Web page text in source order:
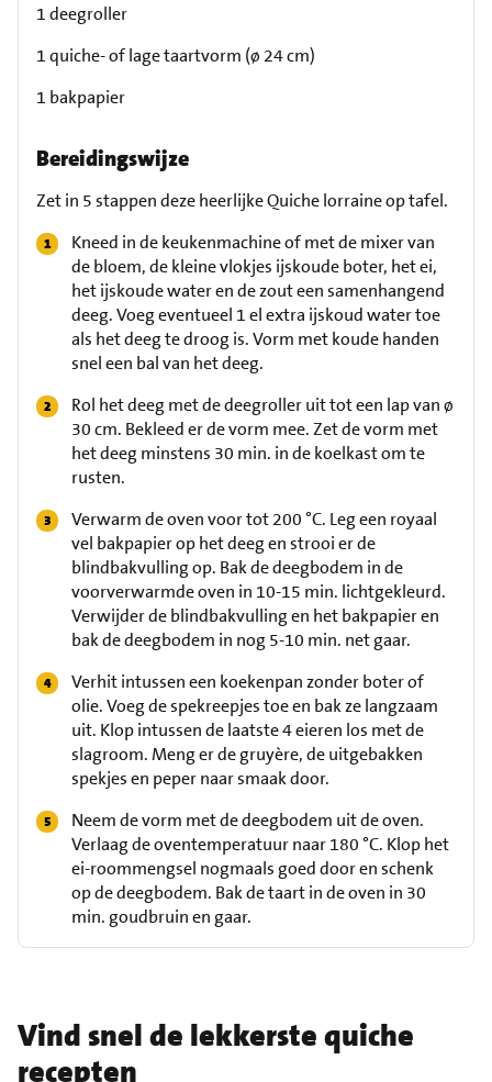
1 deegroller
1 quiche- of lage taartvorm (ø 24 cm)
1 bakpapier
Bereidingswijze
Zet in 5 stappen deze heerlijke Quiche lorraine op tafel.
Kneed in de keukenmachine of met de mixer van
de bloem, de kleine vlokjes ijskoude boter, het ei,
het ijskoude water en de zout een samenhangend
deeg. Voeg eventueel 1 el extra ijskoud water toe
als het deeg te droog is. Vorm met koude handen
snel een bal van het deeg.
Rol het deeg met de deegroller uit tot een lap van ø
30 cm. Bekleed er de vorm mee. Zet de vorm met
het deeg minstens 30 min. in de koelkast om te
rusten.
Verwarm de oven voor tot 200 °C. Leg een royaal
vel bakpapier op het deeg en strooi er de
blindbakvulling op. Bak de deegbodem in de
voorverwarmde oven in 10-15 min. lichtgekleurd.
Verwijder de blindbakvulling en het bakpapier en
bak de deegbodem in nog 5-10 min. net gaar.
Verhit intussen een koekenpan zonder boter of
olie. Voeg de spekreepjes toe en bak ze langzaam
uit. Klop intussen de laatste 4 eieren los met de
slagroom. Meng er de gruyère, de uitgebakken
spekjes en peper naar smaak door.
Neem de vorm met de deegbodem uit de oven.
Verlaag de oventemperatuur naar 180 °C. Klop het
ei-roommengsel nogmaals goed door en schenk
op de deegbodem. Bak de taart in de oven in 30
min. goudbruin en gaar.
Vind snel de lekkerste quiche
recepten